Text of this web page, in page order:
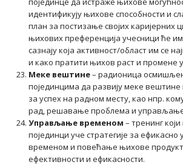
идентификују њихове способности и
план за постизање својих каријерних
њихових преференција учесници ће
сазнају која активност/област им се
и како пратити њихов раст и промене
Меке вештине– радионица
појединцима да развију меке вештине
за успех на радном месту, као нпр.
рад, решавање проблема и
Управљање временом – тренинг
појединци уче стратегије за
временом и повећање њихове
ефективности и ефикасности.